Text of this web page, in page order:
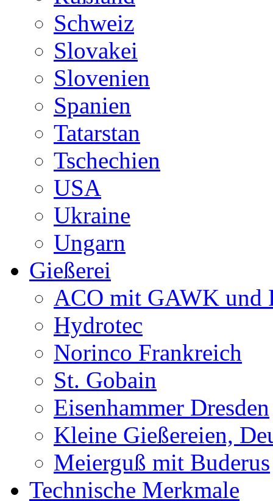
Schweiz
Slovakei
Slovenien
Spanien
Tatarstan
Tschechien
USA
Ukraine
Ungarn
Gießerei
ACO mit GAWK und
Hydrotec
Norinco Frankreich
St. Gobain
Eisenhammer Dresden
Kleine Gießereien,
Meierguß mit Buderus
Technische Merkmale